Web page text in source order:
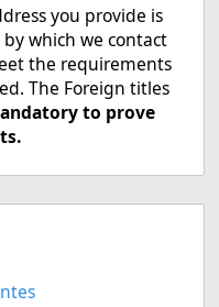
you provide is
which we contact
the requirements
The Foreign titles
to prove